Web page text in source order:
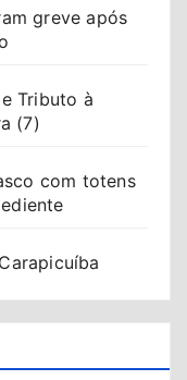
greve após
Tributo à
(7)
com totens